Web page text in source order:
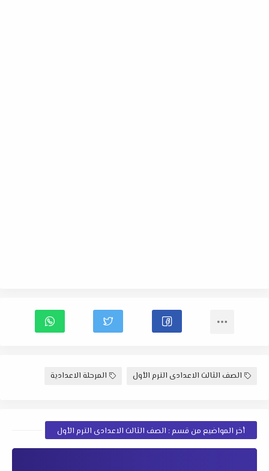
الصف الثالث الاعدادى الترم الأول المرحلة الاعدادية
أخر المواضيع من قسم : الصف الثالث الاعدادى الترم الأول